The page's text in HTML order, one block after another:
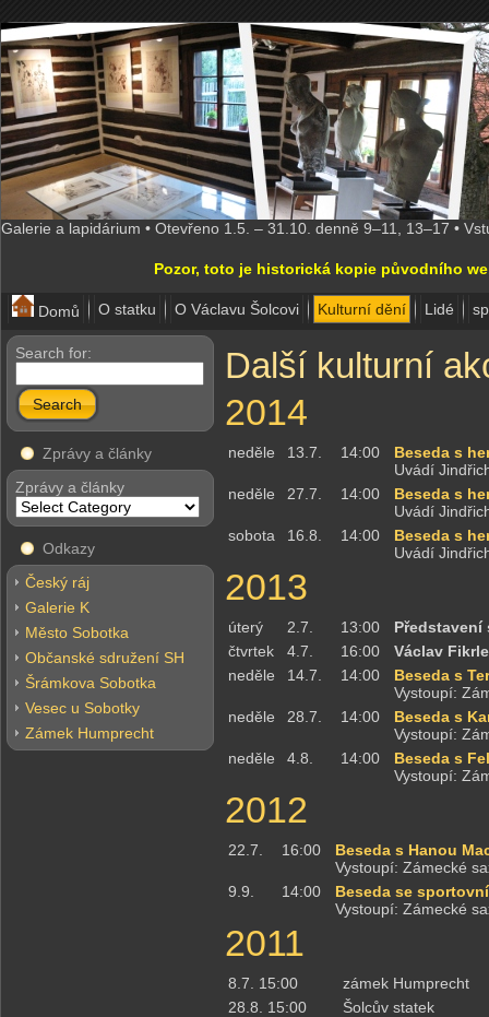
Galerie a lapidárium • Otevřeno 1.5. – 31.10. denně 9–11, 13–17 •
Pozor, toto je historická kopie původního
Domů O statku O Václavu Šolcovi Kulturní dění Lidé
Search for:
Search
Zprávy a články
Zprávy a články
Odkazy
Český ráj
Galerie K
Město Sobotka
Občanské sdružení SH
Šrámkova Sobotka
Vesec u Sobotky
Zámek Humprecht
Další kulturní
2014
neděle 13.7. 14:00
Beseda s
Uvádí
neděle
27.7. 14:00
Beseda s
Uvádí
sobota
16.8. 14:00
Beseda s
Uvádí
2013
úterý 2.7. 13:00
čtvrtek
4.7. 16:00
Václav
neděle
14.7. 14:00
Beseda s
Vystoupí:
neděle
28.7. 14:00
Beseda s
Vystoupí:
neděle
4.8. 14:00
Beseda s
Vystoupí:
2012
22.7. 16:00
Beseda s Hanou
Vystoupí: Zámecké
9.9.
14:00
Beseda se
Vystoupí: Zámecké
2011
8.7. 15:00
zámek Humprecht
28.8. 15:00
Šolcův statek